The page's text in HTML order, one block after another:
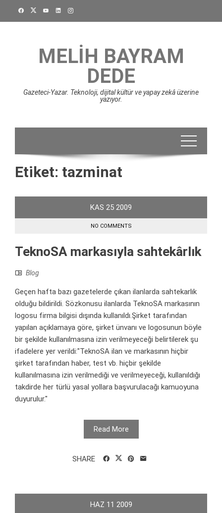
MELIH BAYRAM
DEDE
Gazeteci-Yazar. Teknoloji, dijital kültür ve yapay zekâ üzerine
yazıyor.
Etiket: tazminat
KAS 25 2009
NO COMMENTS
TeknoSA markasıyla sahtekârlık
Blog
Geçen hafta bazı gazetelerde çıkan ilanlarda sahtekarlık
olduğu bildirildi. Sözkonusu ilanlarda TeknoSA markasının
logosu firma bilgisi dışında kullanıldı.Şirket tarafından
yapılan açıklamaya göre, şirket ünvanı ve logosunun böyle
bir şekilde kullanılmasına izin verilmeyeceği belirtilerek şu
ifadelere yer verildi:"TeknoSA ilan ve markasının hiçbir
şirket tarafından haber, test vb. hiçbir şekilde
kullanılmasına izin verilmediği ve verilmeyeceği, kullanıldığı
takdirde her türlü yasal yollara başvurulacağı kamuoyuna
duyurulur."
Read More
SHARE
HAZ 11 2009